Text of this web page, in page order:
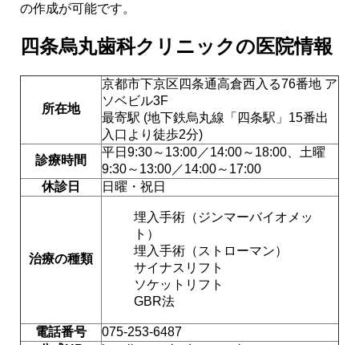
の作成が可能です。
四条烏丸歯科クリニックの医院情報
所在地
京都市下京区四条通高倉西入る76番地 ア
ソベビル3F
最寄駅 (地下鉄烏丸線「四条駅」15番出
入口より徒歩2分)
診療時間
平日9:30～13:00／14:00～18:00、土曜
9:30～13:00／14:00～17:00
休診日
日曜・祝日
治療の種類
埋入手術（ジンマーバイオメッ
ト）
埋入手術（ストローマン）
サイナスリフト
ソケットリフト
GBR法
電話番号
075-253-6487